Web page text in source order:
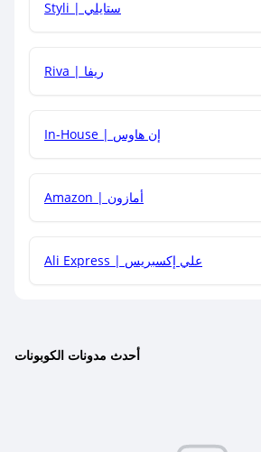
جمع كود خصم مع العروض الأخرى؟
Styli | ستايلي
Riva | ريفا
In-House | إن هاوس
Amazon | أمازون
Ali Express | علي إكسبريس
أحدث مدونات الكوبونات